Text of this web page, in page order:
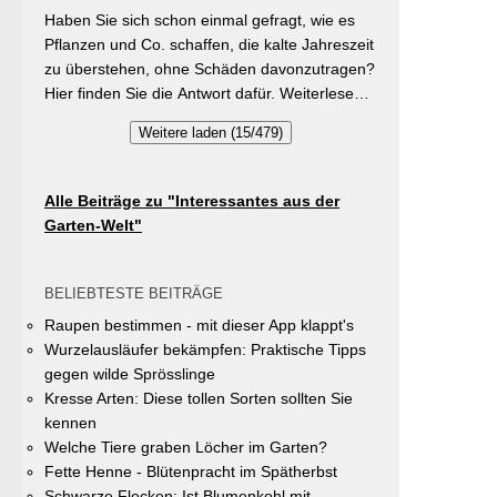
während der Wachstumsphase. Besonderes
Detail: Bohnen gehen Symbiosen mit
Knöllchenbakterien ein, die Stickstoff aus der
Luft binden – Vorfrucht-Wirkung für das
Privatflächen einen aktiven Beitrag zur
Verbesserung des Ortsklimas zu leisten.
Warum? Entsiegelte Flächen helfen… Hitze zu
reduzieren Regenwasser besser zu speichern
zu gestalten. Insgesamt drei Gärten werden
aus Vertretern der Gemeinde Unterhaching
sowie des Gartenbauvereins Unterhaching
jeweils einen Gutschein von Pflanzen-Kölle
Insektenhotel und eine Urkunde. Die
Teilnahmebedingungen, Bewertungskriterien
und das Anmeldeformular siehe auf den Seiten
der Gemeinde Unterhaching (Termin
abgelaufen).
kalte Jahreszeit?
Haben Sie sich schon einmal gefragt, wie es
Pflanzen und Co. schaffen, die kalte Jahreszeit
zu überstehen, ohne Schäden davonzutragen?
Hier finden Sie die Antwort dafür. Weiterlesen
bei „GartenTipps“
Weitere laden (15/479)
Alle Beiträge zu "Interessantes aus der
Garten-Welt"
BELIEBTESTE BEITRÄGE
Raupen bestimmen - mit dieser App klappt's
Wurzelausläufer bekämpfen: Praktische Tipps
gegen wilde Sprösslinge
Kresse Arten: Diese tollen Sorten sollten Sie
kennen
Welche Tiere graben Löcher im Garten?
Fette Henne - Blütenpracht im Spätherbst